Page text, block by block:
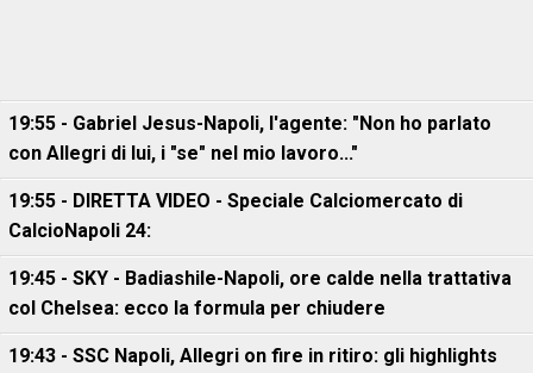
19:55 - Gabriel Jesus-Napoli, l'agente: "Non ho parlato
con Allegri di lui, i "se" nel mio lavoro..."
19:55 - DIRETTA VIDEO - Speciale Calciomercato di
CalcioNapoli 24:
19:45 - SKY - Badiashile-Napoli, ore calde nella trattativa
col Chelsea: ecco la formula per chiudere
19:43 - SSC Napoli, Allegri on fire in ritiro: gli highlights